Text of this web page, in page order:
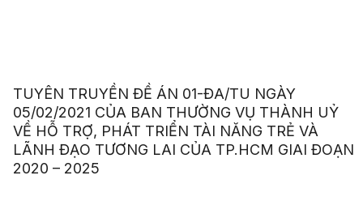
TUYÊN TRUYỀN ĐỀ ÁN 01-ĐA/TU NGÀY
05/02/2021 CỦA BAN THƯỜNG VỤ THÀNH UỶ
VỀ HỖ TRỢ, PHÁT TRIỂN TÀI NĂNG TRẺ VÀ
LÃNH ĐẠO TƯƠNG LAI CỦA TP.HCM GIAI ĐOẠN
2020 – 2025